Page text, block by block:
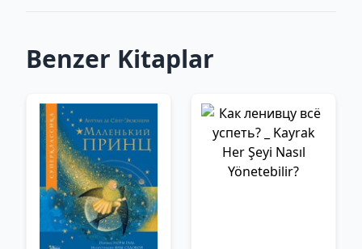
Benzer Kitaplar